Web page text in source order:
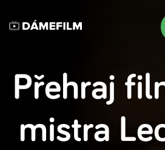
Přehraj
mistra